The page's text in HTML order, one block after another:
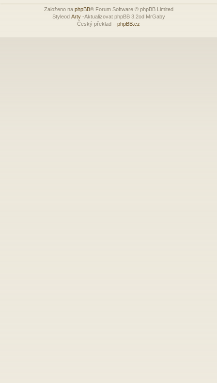
Založeno na phpBB® Forum Software © phpBB Limited
Styleod Arty-Aktualizovat phpBB 3.2od MrGaby
Český překlad – phpBB.cz